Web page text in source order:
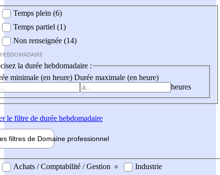
Temps plein (6)
Temps partiel (1)
Non renseignée (14)
la durée hebdomadaire :
minimale (en heure) Durée maximale (en heure)
heures
le filtre de durée hebdomadaire
filtres de Domaine professionnel
professionel
Achats / Comptabilité / Gestion
Industrie